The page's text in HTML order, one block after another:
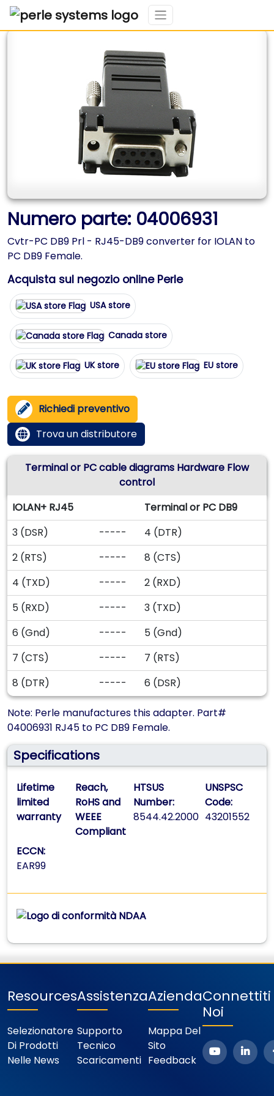
Numero parte: 04006931
Cvtr-PC DB9 Prl - RJ45-DB9 converter for IOLAN to
PC DB9 Female.
Acquista sul negozio online Perle
USA store
Canada store
UK store EU store
Richiedi preventivo
Trova un distributore
Terminal or PC cable diagrams Hardware Flow
control
IOLAN+ RJ45
Terminal or PC DB9
3 (DSR)
-----
4 (DTR)
2 (RTS)
-----
8 (CTS)
4 (TXD)
-----
2 (RXD)
5 (RXD)
-----
3 (TXD)
6 (Gnd)
-----
5 (Gnd)
7 (CTS)
-----
7 (RTS)
8 (DTR)
----- 6 (DSR)
Note: Perle manufactures this adapter. Part#
04006931 RJ45 to PC DB9 Female.
Specifications
Lifetime
limited
warranty
Reach,
RoHS and
WEEE
Compliant
HTSUS
Number:
8544.42.2000
UNSPSC
Code:
43201552
ECCN:
EAR99
Resources
Selezionatore
Di Prodotti
Nelle News
Assistenza
Supporto
Tecnico
Scaricamenti
Azienda
Mappa Del
Sito
Feedback
Connettiti
Noi